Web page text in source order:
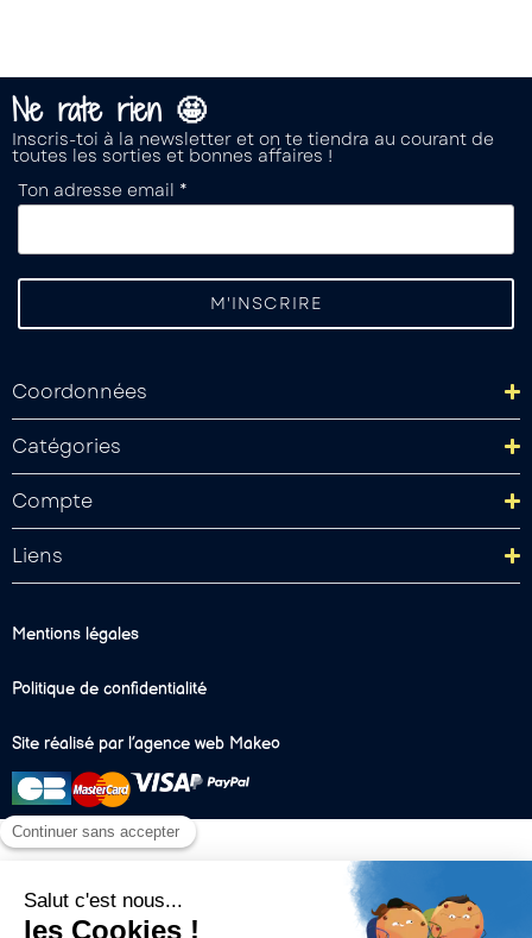
Ne rate rien 🤩
Inscris-toi à la newsletter et on te tiendra au courant de
toutes les sorties et bonnes affaires !
Ton adresse email *
Coordonnées
Catégories
Compte
Liens
Mentions légales
Politique de confidentialité
Site réalisé par l’agence web Makeo